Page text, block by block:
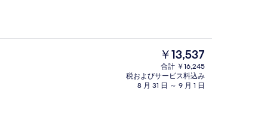
ロビー
現
在
の
料
￥13,537
合計 ￥16,245
税およびサービス料込み
8 月 31 日 ～ 9 月 1 日